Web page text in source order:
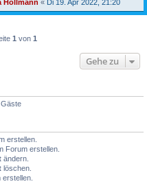
Hollmann « Di 19. Apr 2022, 21:20
1 von 1
Gehe zu
Gäste
erstellen.
Forum erstellen.
ändern.
löschen.